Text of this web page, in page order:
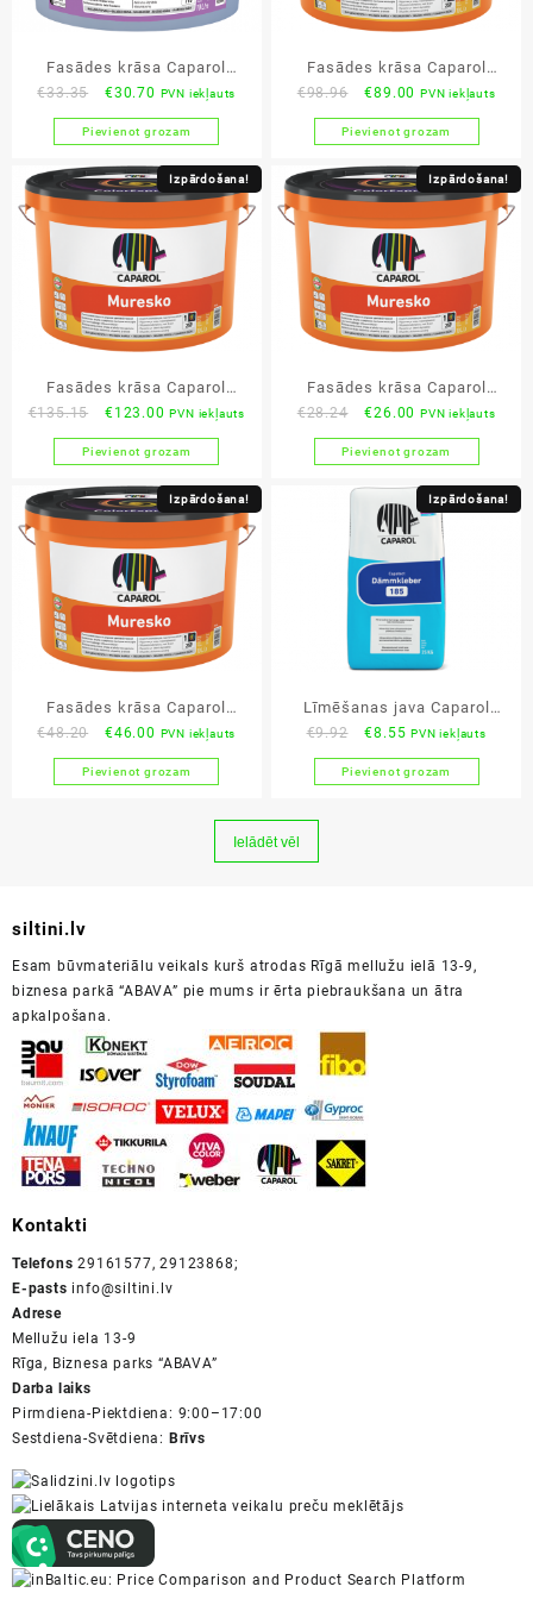
Fasādes krāsa Caparol
AmphiSilan plus 2.5L
€33.35
Original
price
was:
€33.35.
€30.70 Current
price
is:
€30.70.
PVN iekļauts
Pievienot grozam
Fasādes krāsa Caparol
Muresko Premium 10L
€98.96
Original
price
was:
€98.96.
€89.00 Current
price
is:
€89.00.
PVN iekļauts
Pievienot grozam
Izpārdošana!
Fasādes krāsa Caparol
Muresko Premium 15L
€135.15
Original
price
was:
€135.15.
€123.00 Current
price
is:
€123.00.
PVN iekļauts
Pievienot grozam
Izpārdošana!
Fasādes krāsa Caparol
Muresko Premium 2.5L
€28.24
Original
price
was:
€28.24.
€26.00 Current
price
is:
€26.00.
PVN iekļauts
Pievienot grozam
Izpārdošana!
Fasādes krāsa Caparol
Muresko Premium 5L
€48.20
Original
price
was:
€46.00 Current
price
is:
PVN iekļauts
Pievienot grozam
Izpārdošana!
Līmēšanas java Caparol
Dammkleber 185
€9.92
Original
price
was:
€8.55Current
price
is:
PVN iekļauts
Pievienot grozam
Ielādēt vēl
siltini.lv
Esam būvmateriālu veikals kurš atrodas Rīgā mellužu ielā 13-9,
biznesa parkā “ABAVA” pie mums ir ērta piebraukšana un ātra
apkalpošana.
Kontakti
Telefons 29161577, 29123868;
E-pasts info@siltini.lv
Adrese
Mellužu iela 13-9
Rīga, Biznesa parks “ABAVA”
Darba laiks
Pirmdiena-Piektdiena: 9:00–17:00
Sestdiena-Svētdiena: Brīvs